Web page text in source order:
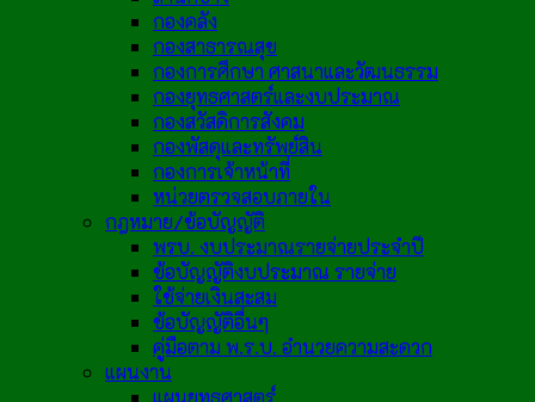
กองคลัง
กองสาธารณสุข
กองการศึกษา ศาสนาและวัฒนธรรม
กองยุทธศาสตร์และงบประมาณ
กองสวัสดิการสังคม
กองพัสดุและทรัพย์สิน
กองการเจ้าหน้าที่
หน่วยตรวจสอบภายใน
กฎหมาย/ข้อบัญญัติ
พรบ. งบประมาณรายจ่ายประจำปี
ข้อบัญญัติงบประมาณ รายจ่าย
ใช้จ่ายเงินสะสม
ข้อบัญญัติอื่นๆ
คู่มือตาม พ.ร.บ. อำนวยความสะดวก
แผนงาน
แผนยุทธศาสตร์